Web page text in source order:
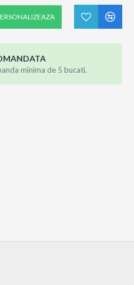
minima de 5 bucati.